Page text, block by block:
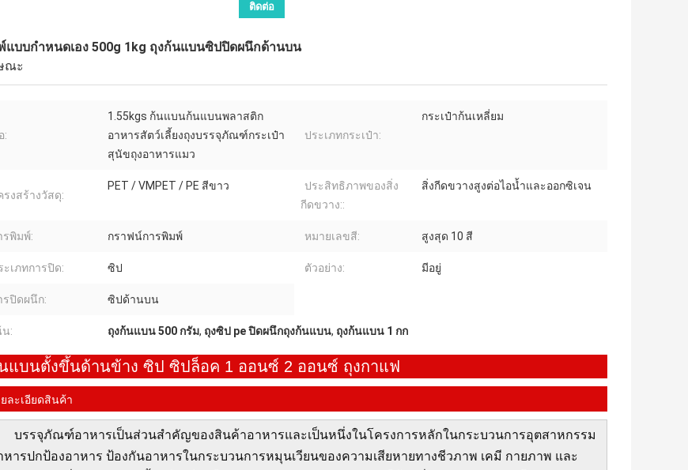
ติดต่อ
แบบกำหนดเอง 500g 1kg ถุงก้นแบนซิปปิดผนึกด้านบน
ณะ
:
1.55kgs ก้นแบนก้นแบนพลาสติก
อาหารสัตว์เลี้ยงถุงบรรจุภัณฑ์กระเป๋า
สุนัขถุงอาหารแมว
ประเภทกระเป๋า:
กระเป๋าก้นเหลี่ยม
รงสร้างวัสดุ:
PET / VMPET / PE สีขาว
ประสิทธิภาพของสิ่ง
กีดขวาง::
สิ่งกีดขวางสูงต่อไอน้ำและออกซิเจน
รพิมพ์: กราฟน์การพิมพ์ หมายเลขสี: สูงสุด 10 สี
ะเภทการปิด: ซิป ตัวอย่าง: มีอยู่
รปิดผนึก: ซิปด้านบน
น: ถุงก้นแบน 500 กรัม, ถุงซิป pe ปิดผนึกถุงก้นแบน, ถุงก้นแบน 1 กก
แบนตั้งขึ้นด้านข้าง ซิป ซิปล็อค 1 ออนซ์ 2 ออนซ์ ถุงกาแฟ
ละเอียดสินค้า
บรรจุภัณฑ์อาหารเป็นส่วนสำคัญของสินค้าอาหารและเป็นหนึ่งในโครงการหลักในกระบวนการอุตสาหกรรม
หารปกป้องอาหาร ป้องกันอาหารในกระบวนการหมุนเวียนของความเสียหายทางชีวภาพ เคมี กายภาพ และ